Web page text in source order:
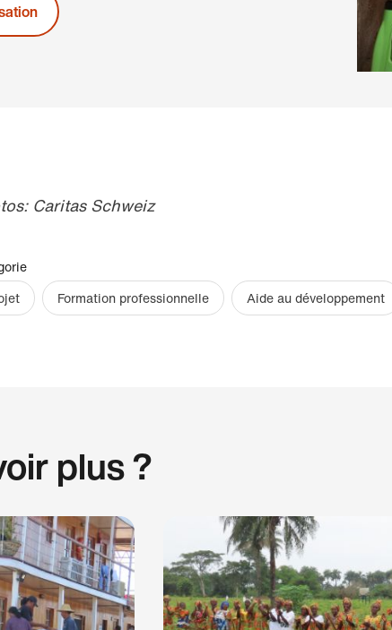
Caritas Schweiz
Formation professionnelle Aide au développement
plus ?